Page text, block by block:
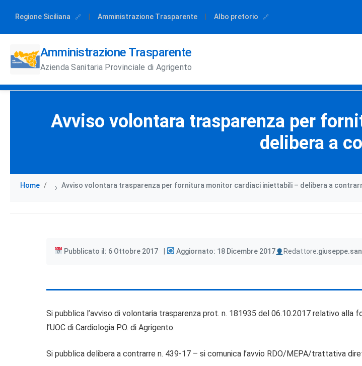
Regione Siciliana Amministrazione Trasparente Albo pretorio
Amministrazione Trasparente
Azienda Sanitaria Provinciale di Agrigento
Avviso volontara trasparenza per
delibera a
Home › Avviso volontara trasparenza per fornitura monitor cardiaci iniettabili – delibera a
Pubblicato il: 6 Ottobre 2017 Aggiornato: 18 Dicembre 2017 Redattore:
Author
Si pubblica l’avviso di volontaria trasparenza prot. n. 181935 del 06.10.2017 relativo
l’UOC di Cardiologia P.O. di Agrigento.
Si pubblica delibera a contrarre n. 439-17 – si comunica l’avvio RDO/MEPA/trattativa